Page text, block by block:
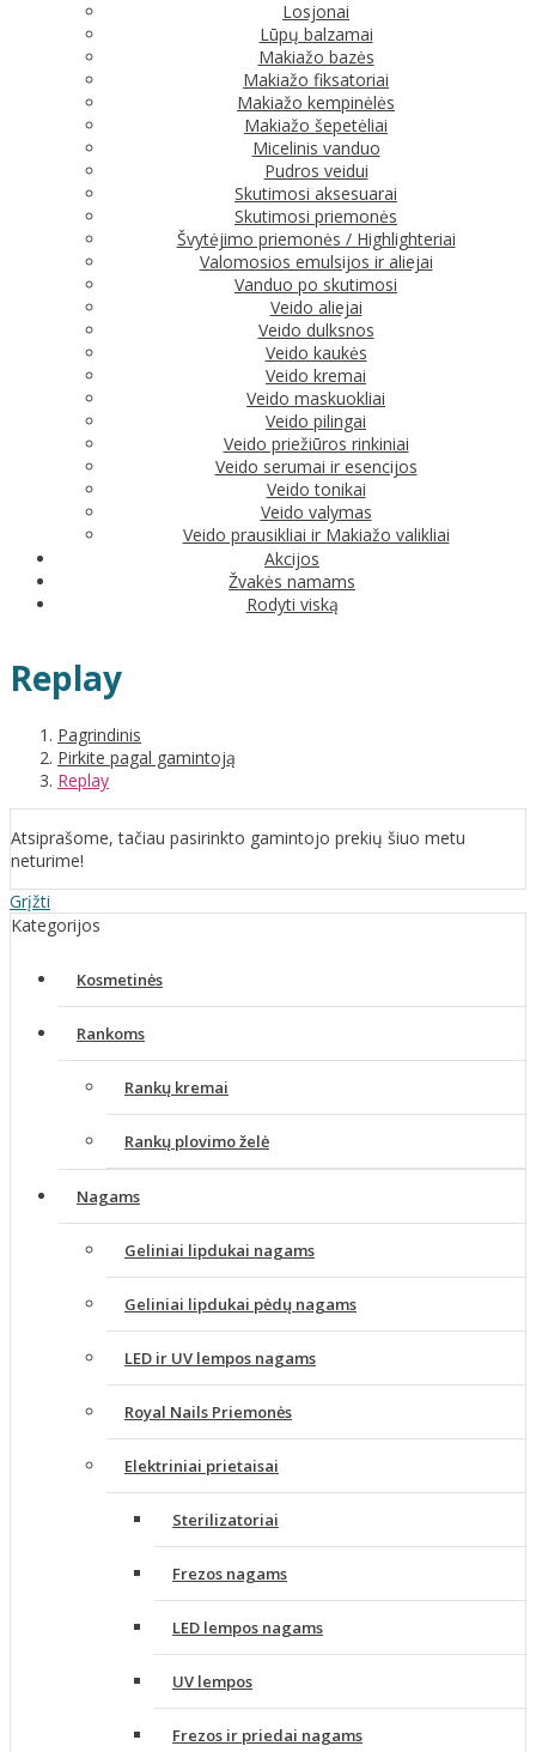
Losjonai
Lūpų balzamai
Makiažo bazės
Makiažo fiksatoriai
Makiažo kempinėlės
Makiažo šepetėliai
Micelinis vanduo
Pudros veidui
Skutimosi aksesuarai
Skutimosi priemonės
Švytėjimo priemonės / Highlighteriai
Valomosios emulsijos ir aliejai
Vanduo po skutimosi
Veido aliejai
Veido dulksnos
Veido kaukės
Veido kremai
Veido maskuokliai
Veido pilingai
Veido priežiūros rinkiniai
Veido serumai ir esencijos
Veido tonikai
Veido valymas
Veido prausikliai ir Makiažo valikliai
Akcijos
Žvakės namams
Rodyti viską
Replay
Pagrindinis
Pirkite pagal gamintoją
Replay
Atsiprašome, tačiau pasirinkto gamintojo prekių šiuo metu
neturime!
Grįžti
Kategorijos
Kosmetinės
Rankoms
Rankų kremai
Rankų plovimo želė
Nagams
Geliniai lipdukai nagams
Geliniai lipdukai pėdų nagams
LED ir UV lempos nagams
Royal Nails Priemonės
Elektriniai prietaisai
Sterilizatoriai
Frezos nagams
LED lempos nagams
UV lempos
Frezos ir priedai nagams